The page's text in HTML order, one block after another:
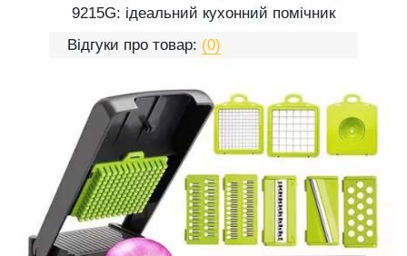
9215G: ідеальний кухонний помічник
Відгуки про товар: (0)